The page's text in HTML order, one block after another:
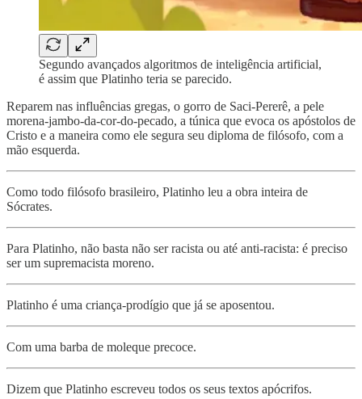
Segundo avançados algoritmos de inteligência artificial,
é assim que Platinho teria se parecido.
Reparem nas influências gregas, o gorro de Saci-Pererê, a pele
morena-jambo-da-cor-do-pecado, a túnica que evoca os apóstolos de
Cristo e a maneira como ele segura seu diploma de filósofo, com a
mão esquerda.
Como todo filósofo brasileiro, Platinho leu a obra inteira de
Sócrates.
Para Platinho, não basta não ser racista ou até anti-racista: é preciso
ser um supremacista moreno.
Platinho é uma criança-prodígio que já se aposentou.
Com uma barba de moleque precoce.
Dizem que Platinho escreveu todos os seus textos apócrifos.